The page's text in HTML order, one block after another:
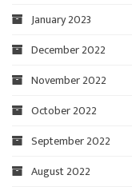
January 2023
December 2022
November 2022
October 2022
September 2022
August 2022